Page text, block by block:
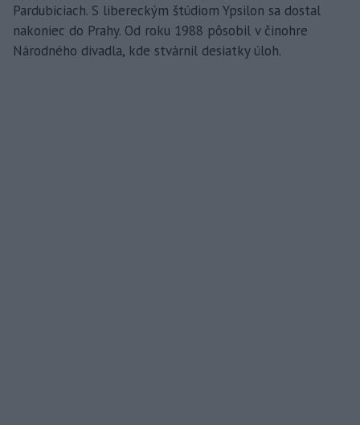
Pardubiciach. S libereckým štúdiom Ypsilon sa dostal
nakoniec do Prahy. Od roku 1988 pôsobil v činohre
Národného divadla, kde stvárnil desiatky úloh.